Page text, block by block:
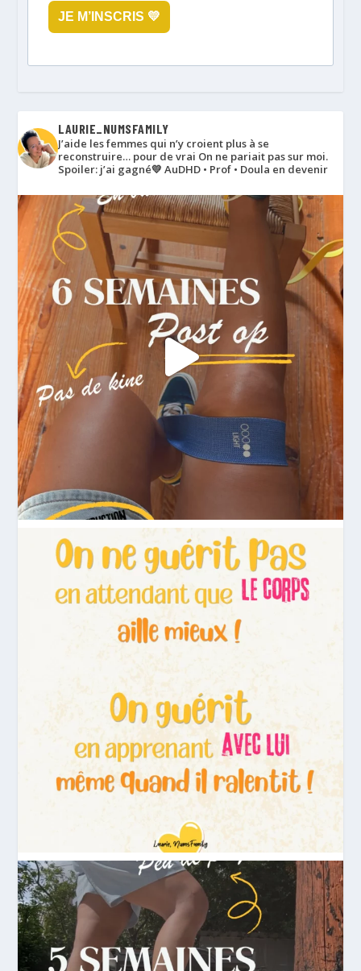
JE M’INSCRIS 💛
LAURIE_NUMSFAMILY
J’aide les femmes qui n’y croient plus à se
reconstruire… pour de vrai On ne pariait pas sur moi.
Spoiler: j’ai gagné💛 AuDHD • Prof • Doula en devenir